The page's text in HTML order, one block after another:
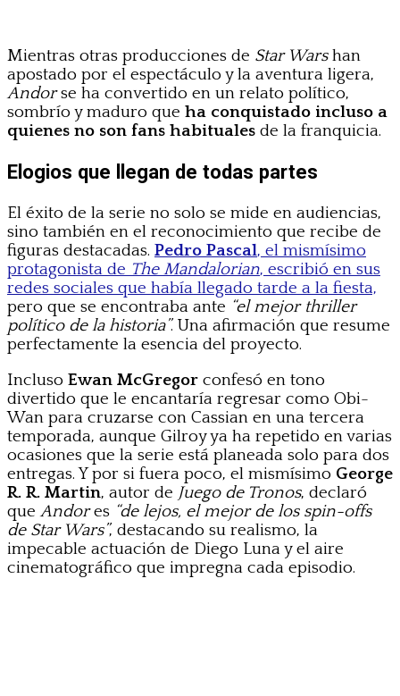
Mientras otras producciones de Star Warshan
apostado por el espectáculo y la aventura ligera,
Andorse ha convertido en un relato político,
sombrío y maduro que ha conquistado incluso a
quienes no son fans habituales de la franquicia.
Elogios que llegan de todas partes
El éxito de la serie no solo se mide en audiencias,
sino también en el reconocimiento que recibe de
figuras destacadas. Pedro Pascal, el mismísimo
protagonista de The Mandalorian, escribió en sus
redes sociales que había llegado tarde a la fiesta,
pero que se encontraba ante “el mejor thriller
político de la historia”. Una afirmación que resume
perfectamente la esencia del proyecto.
Incluso Ewan McGregor confesó en tono
divertido que le encantaría regresar como Obi-
Wan para cruzarse con Cassian en una tercera
temporada, aunque Gilroy ya ha repetido en varias
ocasiones que la serie está planeada solo para dos
entregas. Y por si fuera poco, el mismísimo George
R. R. Martin, autor de Juego de Tronos, declaró
queAndores “de lejos, el mejor de los spin-offs
de Star Wars”, destacando su realismo, la
impecable actuación de Diego Luna y el aire
cinematográfico que impregna cada episodio.